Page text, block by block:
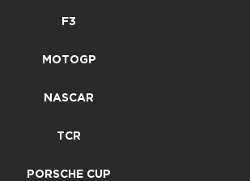
F3
MOTOGP
NASCAR
TCR
PORSCHE CUP